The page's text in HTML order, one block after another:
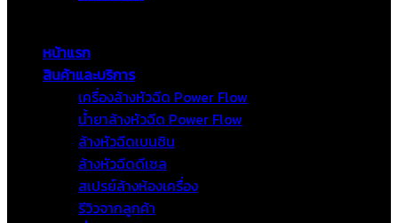
หน้าแรก
สินค้าและบริการ
เครื่องล้างหัวฉีด Power Flow
น้ำยาล้างหัวฉีด Power Flow
ล้างหัวฉีดเบนซิน
ล้างหัวฉีดดีเซล
สเปรย์ล้างห้องเครื่อง
รีวิวจากลูกค้า